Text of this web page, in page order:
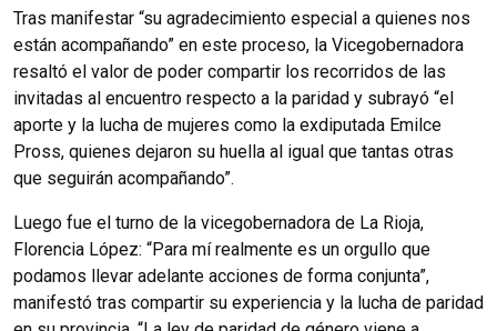
Tras manifestar “su agradecimiento especial a quienes nos
están acompañando” en este proceso, la Vicegobernadora
resaltó el valor de poder compartir los recorridos de las
invitadas al encuentro respecto a la paridad y subrayó “el
aporte y la lucha de mujeres como la exdiputada Emilce
Pross, quienes dejaron su huella al igual que tantas otras
que seguirán acompañando”.
Luego fue el turno de la vicegobernadora de La Rioja,
Florencia López: “Para mí realmente es un orgullo que
podamos llevar adelante acciones de forma conjunta”,
manifestó tras compartir su experiencia y la lucha de paridad